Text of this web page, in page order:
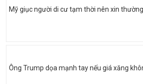
Mỹ giục người di cư tạm thời nên xin
Ông Trump dọa mạnh tay nếu giá xăng